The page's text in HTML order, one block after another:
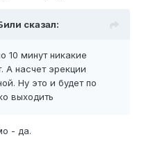
сказал:
10 минут никакие
А насчет эрекции
Ну это и будет по
выходить
- да.